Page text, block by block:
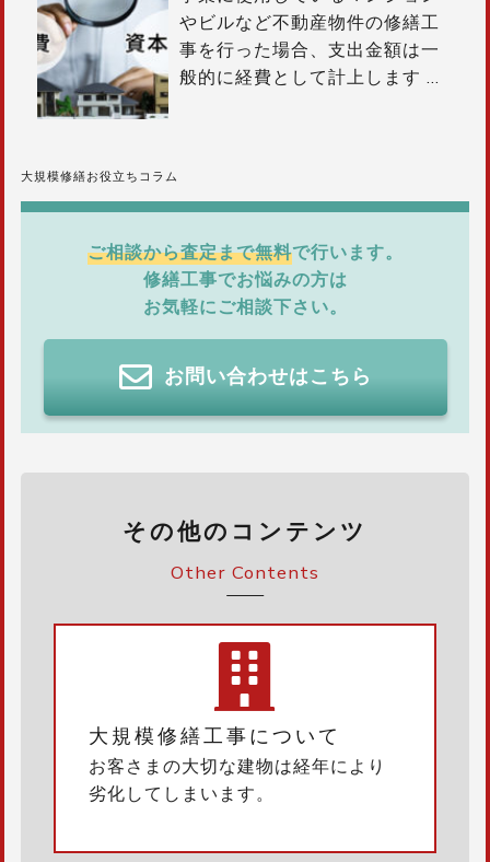
やビルなど不動産物件の修繕工
事を行った場合、支出金額は一
般的に経費として計上します …
大規模修繕お役立ちコラム
ご相談から査定まで無料で行います。
修繕工事でお悩みの方は
お気軽にご相談下さい。
お問い合わせはこちら
その他のコンテンツ
Other Contents
大規模修繕工事について
お客さまの大切な建物は経年により
劣化してしまいます。